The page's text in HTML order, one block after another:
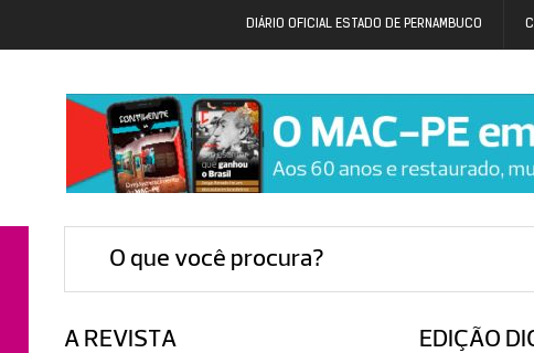
DIÁRIO OFICIAL ESTADO DE PERNAMBUCO
O que você procura?
A REVISTA EDIÇÃO